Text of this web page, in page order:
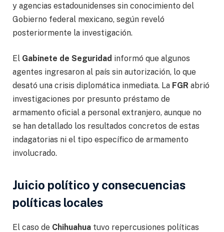
y agencias estadounidenses sin conocimiento del
Gobierno federal mexicano, según reveló
posteriormente la investigación.
El Gabinete de Seguridad informó que algunos
agentes ingresaron al país sin autorización, lo que
desató una crisis diplomática inmediata. La FGR abrió
investigaciones por presunto préstamo de
armamento oficial a personal extranjero, aunque no
se han detallado los resultados concretos de estas
indagatorias ni el tipo específico de armamento
involucrado.
Juicio político y consecuencias
políticas locales
El caso de Chihuahua tuvo repercusiones políticas